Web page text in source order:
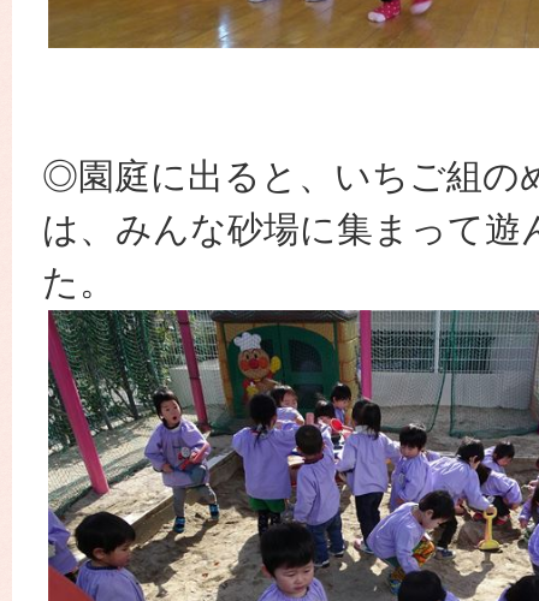
◎園庭に出ると、いちご組の
は、みんな砂場に集まって遊
た。